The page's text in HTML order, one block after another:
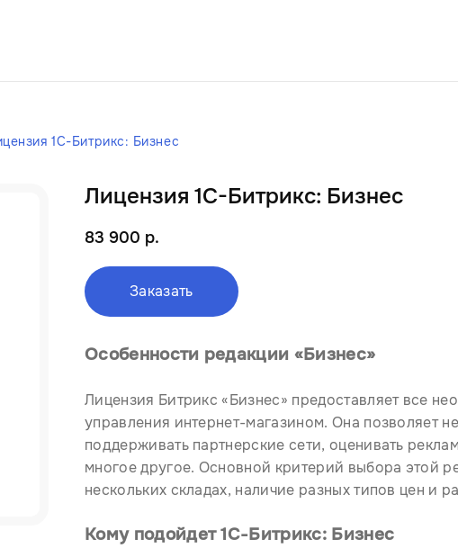
1С-Битрикс: Бизнес
Лицензия 1С-Битрикс: Бизнес
83 900 р.
Заказать
Особенности редакции «Бизнес»
Лицензия Битрикс «Бизнес» предоставляет все
управления интернет-магазином. Она позволяет
поддерживать партнерские сети, оценивать
многое другое. Основной критерий выбора этой
нескольких складах, наличие разных типов цен и
Кому подойдет 1С-Битрикс: Бизнес